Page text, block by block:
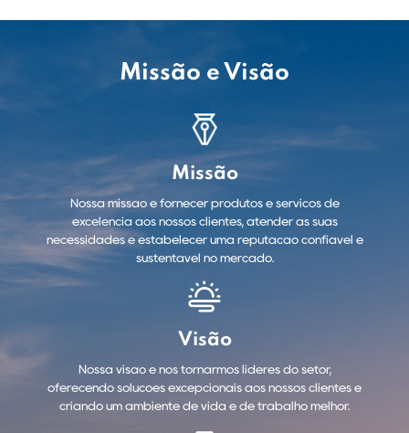
Missão e Visão
Missão
Nossa missão é fornecer produtos e serviços de
excelência aos nossos clientes, atender às suas
necessidades e estabelecer uma reputação confiável e
sustentável no mercado.
Visão
Nossa visão é nos tornarmos líderes do setor,
oferecendo soluções excepcionais aos nossos clientes e
criando um ambiente de vida e de trabalho melhor.